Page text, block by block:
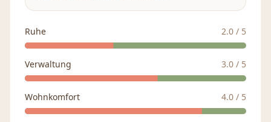
Ruhe 2.0 / 5
Verwaltung 3.0 / 5
Wohnkomfort 4.0 / 5